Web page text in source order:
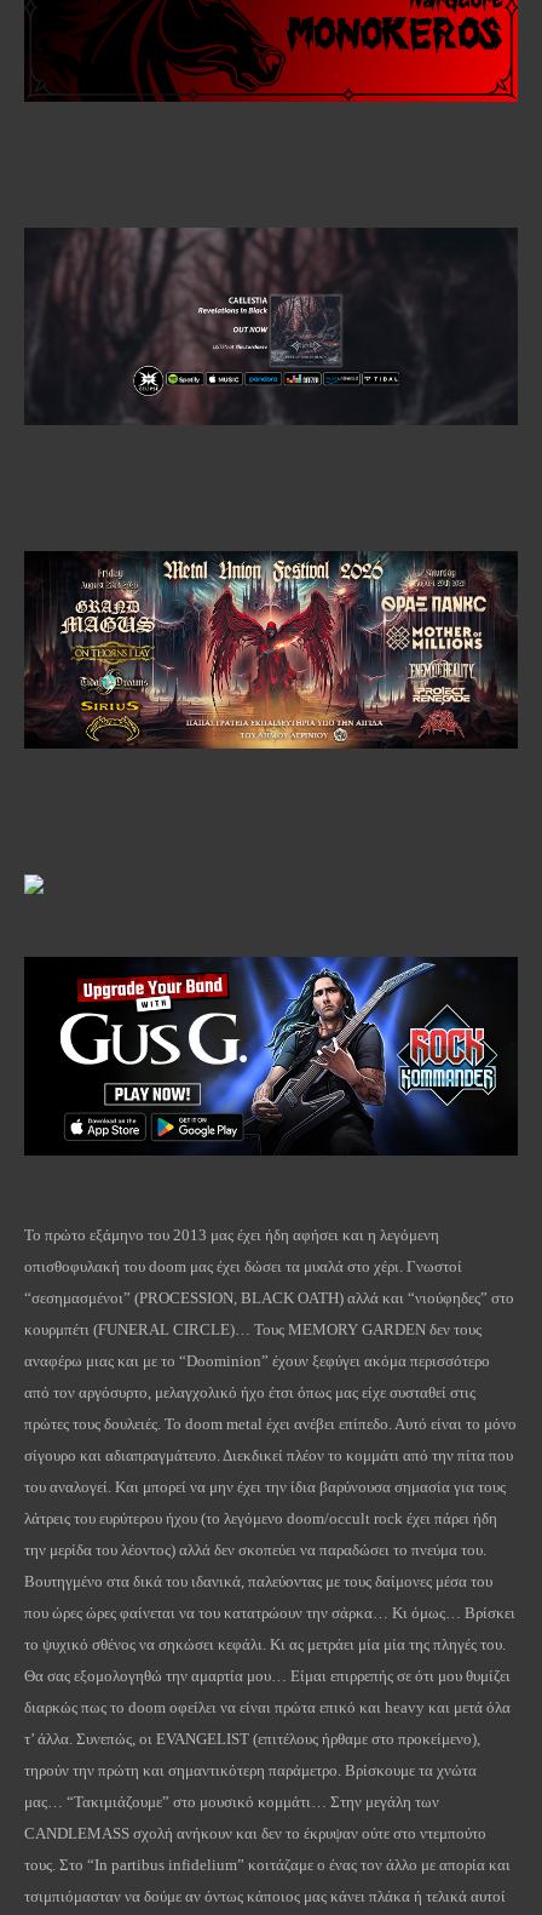
Το πρώτο εξάμηνο του 2013 μας έχει ήδη αφήσει και η λεγόμενη
οπισθοφυλακή του doom μας έχει δώσει τα μυαλά στο χέρι. Γνωστοί
“σεσημασμένοι” (PROCESSION BLACK OATH) αλλά και “νιούφηδες” στο
κουρμπέτι (FUNERAL CIRCLE)… Τους MEMORY GARDEN δεν τους
αναφέρω μιας και με το “Doominion” έχουν ξεφύγει ακόμα περισσότερο
από τον αργόσυρτο, μελαγχολικό ήχο έτσι όπως μας είχε συσταθεί στις
πρώτες τους δουλειές. To doom metal έχει ανέβει επίπεδο. Αυτό είναι το μόνο
σίγουρο και αδιαπραγμάτευτο. Διεκδικεί πλέον το κομμάτι από την πίτα που
του αναλογεί. Και μπορεί να μην έχει την ίδια βαρύνουσα σημασία για τους
λάτρεις του ευρύτερου ήχου (το λεγόμενο doom/occult rock έχει πάρει ήδη
την μερίδα του λέοντος) αλλά δεν σκοπεύει να παραδώσει το πνεύμα του.
Βουτηγμένο στα δικά του ιδανικά, παλεύοντας με τους δαίμονες μέσα του
που ώρες ώρες φαίνεται να του κατατρώουν την σάρκα… Κι όμως… Βρίσκει
το ψυχικό σθένος να σηκώσει κεφάλι. Κι ας μετράει μία μία της πληγές του.
Θα σας εξομολογηθώ την αμαρτία μου… Είμαι επιρρεπής σε ότι μου θυμίζει
διαρκώς πως το doom οφείλει να είναι πρώτα επικό και heavy και μετά όλα
τ’ άλλα. Συνεπώς, οι EVANGELIST (επιτέλους ήρθαμε στο προκείμενο),
τηρούν την πρώτη και σημαντικότερη παράμετρο. Βρίσκουμε τα χνώτα
μας… “Τακιμιάζουμε” στο μουσικό κομμάτι… Στην μεγάλη των
CANDLEMASS σχολή ανήκουν και δεν το έκρυψαν ούτε στο ντεμπούτο
τους. Στο “In partibus infidelium” κοιτάζαμε ο ένας τον άλλο με απορία και
τσιμπιόμασταν να δούμε αν όντως κάποιος μας κάνει πλάκα ή τελικά αυτοί